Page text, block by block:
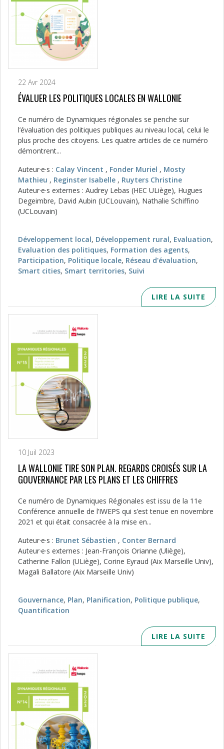
22 Avr 2024
ÉVALUER LES POLITIQUES LOCALES EN WALLONIE
Ce numéro de Dynamiques régionales se penche sur
l’évaluation des politiques publiques au niveau local, celui le
plus proche des citoyens. Les quatre articles de ce numéro
démontrent...
Auteur·e·s : Calay Vincent , Fonder Muriel , Mosty
Mathieu , Reginster Isabelle , Ruyters Christine
Auteur·e·s externes : Audrey Lebas (HEC ULiège), Hugues
Degeimbre, David Aubin (UCLouvain), Nathalie Schiffino
(UCLouvain)
Développement local, Développement rural, Evaluation,
Evaluation des politiques, Formation des agents,
Participation, Politique locale, Réseau d'évaluation,
Smart cities, Smart territories, Suivi
LIRE LA SUITE
10 Juil 2023
LA WALLONIE TIRE SON PLAN. REGARDS CROISÉS SUR LA
GOUVERNANCE PAR LES PLANS ET LES CHIFFRES
Ce numéro de Dynamiques Régionales est issu de la 11e
Conférence annuelle de l’IWEPS qui s’est tenue en novembre
2021 et qui était consacrée à la mise en...
Auteur·e·s : Brunet Sébastien , Conter Bernard
Auteur·e·s externes : Jean-François Orianne (Uliège),
Catherine Fallon (ULiège), Corine Eyraud (Aix Marseille Univ),
Magali Ballatore (Aix Marseille Univ)
Gouvernance, Plan, Planification, Politique publique,
Quantification
LIRE LA SUITE